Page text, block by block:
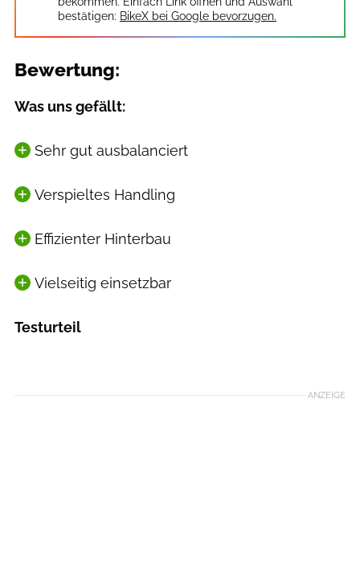
bestätigen: BikeX bei Google bevorzugen.
Bewertung:
Was uns gefällt:
Sehr gut ausbalanciert
Verspieltes Handling
Effizienter Hinterbau
Vielseitig einsetzbar
Testurteil
ANZEIGE